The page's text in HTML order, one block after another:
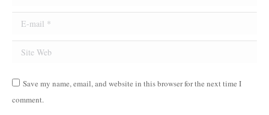
E-mail *
Site Web
Save my name, email, and website in this browser for the next time I
comment.